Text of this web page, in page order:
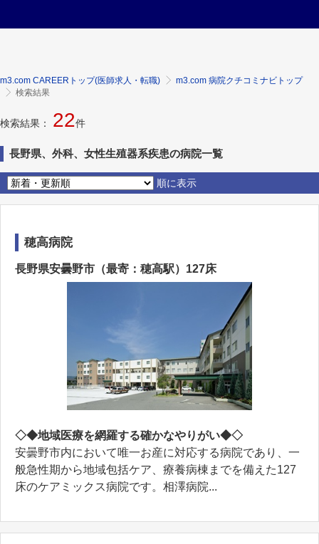
m3.com CAREERトップ(医師求人・転職)
m3.com 病院クチコミナビトップ
検索結果
検索結果： 22件
長野県、外科、女性生殖器系疾患の病院一覧
順に表示
穂高病院
長野県安曇野市（最寄：穂高駅）127床
◇◆地域医療を網羅する確かなやりがい◆◇
安曇野市内において唯一お産に対応する病院であり、一
般急性期から地域包括ケア、療養病棟までを備えた127
床のケアミックス病院です。相澤病院...